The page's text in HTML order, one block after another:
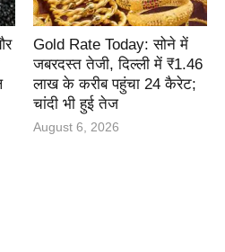
Gold Rate Today: सोने में
जबरदस्त तेजी, दिल्ली में ₹1.46
लाख के करीब पहुंचा 24 कैरेट;
चांदी भी हुई तेज
August 6, 2026